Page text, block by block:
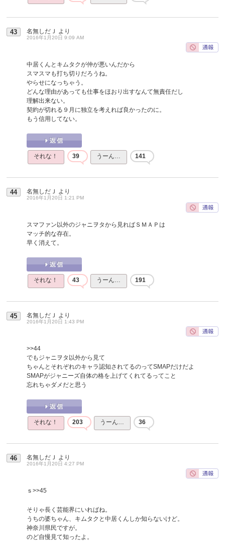
43 名無しだＪ より
2016年1月20日 9:09 AM
中居くんとキムタクが仲が悪いんだから
スマスマも打ち切りだろうね。
やらせになっちゃう。
どんな理由があっても仕事をほおり出すなんて無責任だし
理解出来ない。
契約が切れる９月に独立を考えれば良かったのに。
もう信用してない。
それな！ 39 うーん… 141
44 名無しだＪ より
2016年1月20日 1:21 PM
スマファン以外のジャニヲタから見ればＳＭＡＰは
マッチ的な存在。
早く消えて。
それな！ 43 うーん… 191
45 名無しだＪ より
2016年1月20日 1:43 PM
>>44
でもジャニヲタ以外から見て
ちゃんとそれぞれのキャラ認知されてるのってSMAPだけだよ
SMAPがジャニーズ自体の格を上げてくれてるってこと
忘れちゃダメだと思う
それな！ 203 うーん… 36
46 名無しだＪ より
2016年1月20日 4:27 PM
ｓ >>45
そりゃ長く芸能界にいればね。
うちの婆ちゃん、キムタクと中居くんしか知らないけど。
神奈川県民ですが。
のど自慢見て知ったよ。